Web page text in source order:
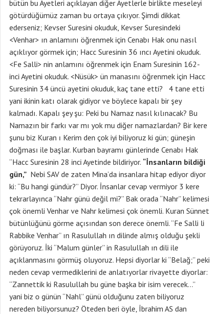
bütün bu Ayetleri açıklayan diğer Ayetlerle birlikte meseleyi
götürdüğümüz zaman bu ortaya çıkıyor. Şimdi dikkat
ederseniz; Kevser Suresini okuduk, Kevser Suresindeki
<Venhar> ın anlamını öğrenmek için Cenabı Hak onu nasıl
açıklıyor görmek için; Hacc Suresinin 36 ıncı Ayetini okuduk.
<Fe Salli> nin anlamını öğrenmek için Enam Suresinin 162-
inci Ayetini okuduk. <Nüsük> ün manasını öğrenmek için Hacc
Suresinin 34 üncü ayetini okuduk, kaç tane etti? 4 tane etti
yani ikinin katı olarak gidiyor ve böylece kapalı bir şey
kalmadı. Kapalı şey şu: Peki bu Namaz nasıl kılınacak? Bu
Namazın bir farkı var mı yok mu diğer namazlardan? Bir kere
şunu biz Kuran ı Kerim den çok iyi biliyoruz ki gün; güneşin
doğması ile başlar. Kurban bayramı günlerinde Cenabı Hak
“Hacc Suresinin 28 inci Ayetinde bildiriyor. “İnsanların bildiği
gün,” Nebi SAV de zaten Mina’da insanlara hitap ediyor diyor
ki: “Bu hangi gündür?” Diyor. İnsanlar cevap vermiyor 3 kere
tekrarlayınca “Nahr günü değil mi?” Bak orada “Nahr” kelimesi
çok önemli Venhar ve Nahr kelimesi çok önemli. Kuran Sünnet
bütünlüğünü görme açısından son derece önemli. “Fe Salli li
Rabbike Venhar” ın Rasulullah ın dilinde almış olduğu şekli
görüyoruz. İki “Malum günler” in Rasulullah ın dili ile
açıklanmasını görmüş oluyoruz. Hepsi diyorlar ki “Belağ;” peki
neden cevap vermediklerini de anlatıyorlar rivayette diyorlar:
“Zannettik ki Rasulullah bu güne başka bir isim verecek…”
yani biz o günün “Nahl” günü olduğunu zaten biliyoruz
nereden biliyorsunuz? Öteden beri öyle, İbrahim AS dan